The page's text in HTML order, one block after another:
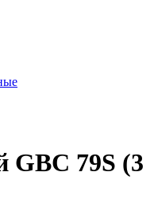
GBC 79S (3